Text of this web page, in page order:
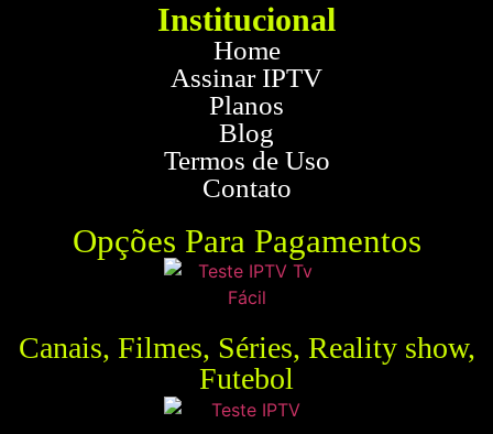
Institucional
Home
Assinar IPTV
Planos
Blog
Termos de Uso
Contato
Opções Para Pagamentos
Canais, Filmes, Séries, Reality show,
Futebol